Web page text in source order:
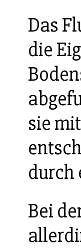
Das
die
sie
durch
Bei